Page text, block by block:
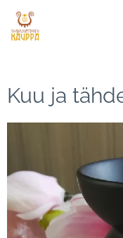
Kuu ja